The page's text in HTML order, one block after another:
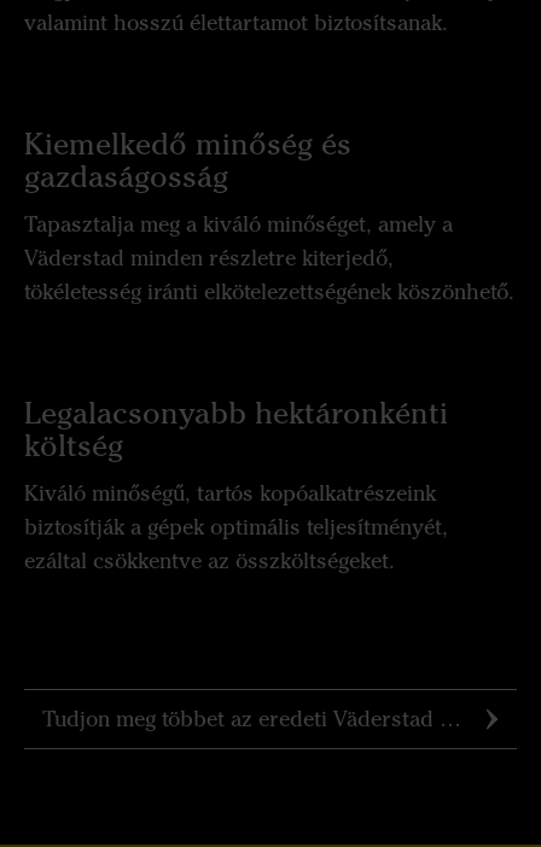
valamint hosszú élettartamot biztosítsanak.
Kiemelkedő minőség és
gazdaságosság
Tapasztalja meg a kiváló minőséget, amely a
Väderstad minden részletre kiterjedő,
tökéletesség iránti elkötelezettségének köszönhető.
Legalacsonyabb hektáronkénti
költség
Kiváló minőségű, tartós kopóalkatrészeink
biztosítják a gépek optimális teljesítményét,
ezáltal csökkentve az összköltségeket.
Tudjon meg többet az eredeti Väderstad alkatrészekről